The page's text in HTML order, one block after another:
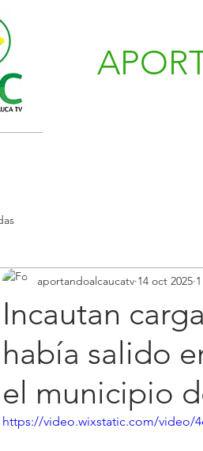
Incautan
había salido
el municipio
aportandoalcaucatv 14 oct 2025
https://video.wixstatic.com/video/